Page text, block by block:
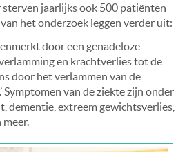
sterven jaarlijks ook 500 patiënten
het onderzoek leggen verder uit:
door een genadeloze
en krachtverlies tot de
door het verlammen van de
Symptomen van de ziekte zijn onder
dementie, extreem gewichtsverlies,
meer.